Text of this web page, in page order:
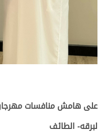
على هامش منافسات
لبرقه- الطائف